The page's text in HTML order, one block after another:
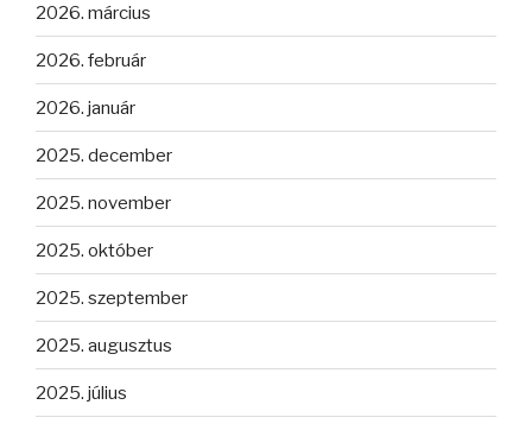
2026. március
2026. február
2026. január
2025. december
2025. november
2025. október
2025. szeptember
2025. augusztus
2025. július